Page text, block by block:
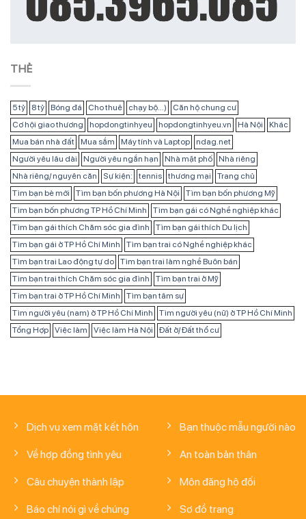
THẺ
5 tỷ 8 tỷ Bóng đá Cho thuê chạy bộ...)
Căn hộ chung cư
Cơ hội giao thương
hopdongtinhyeu hopdongtinhyeu.vn Hà Nội
Khác
Mua bán nhà đất
Mua sắm Máy tính và Laptop
ndag.net
Người yêu lâu dài
Người yêu ngắn hạn Nhà mặt phố
Nhà riêng
Nhà riêng/ nguyên căn
Sự kiện: tennis thương mại
Trang chủ
Tìm bạn bè mới
Tìm bạn bốn phương Hà Nội
Tìm bạn bốn phương Mỹ
Tìm bạn bốn phương TP Hồ Chí Minh
Tìm bạn gái có Nghề nghiệp khác
Tìm bạn gái thích Chăm sóc gia đình
Tìm bạn gái thích Du lịch
Tìm bạn gái ở TP Hồ Chí Minh
Tìm bạn trai có Nghề nghiệp khác
Tìm bạn trai Lao động tự do
Tìm bạn trai làm nghề Buôn bán
Tìm bạn trai thích Chăm sóc gia đình
Tìm bạn trai ở Mỹ
Tìm bạn trai ở TP Hồ Chí Minh
Tìm bạn tâm sự
Tìm người yêu (nam) ở TP Hồ Chí Minh
Tìm người yêu (nữ) ở TP Hồ Chí Minh
Tổng Hợp
Việc làm Việc làm Hà Nội Đất ở/ Đất thổ cư
Dịch vụ xem mặt kết hôn
Về hợp đồng tình yêu
Câu chuyện thành lập
Báo chí nói gì về chúng
Bạn thuộc mẫu người nào
An toàn bản thân
Môn đăng hộ đối
Sơ đồ trang